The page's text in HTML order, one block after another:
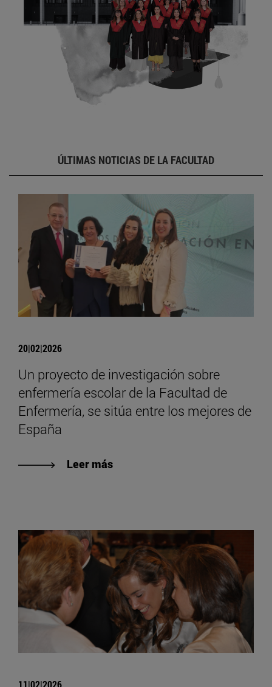
ÚLTIMAS NOTICIAS DE LA FACULTAD
20|02|2026
Un proyecto de investigación sobre
enfermería escolar de la Facultad de
Enfermería, se sitúa entre los mejores de
España
Leer más
11|02|2026